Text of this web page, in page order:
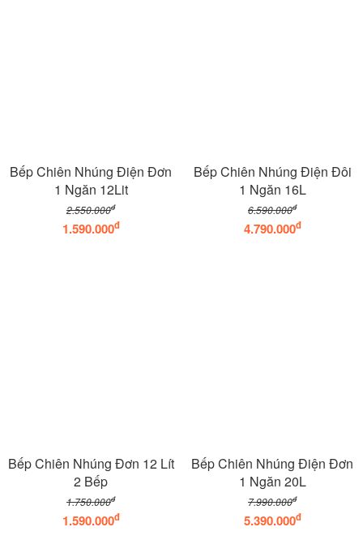
Bếp Chiên Nhúng Điện Đơn
1 Ngăn 12Lit
2.550.000đ
1.590.000đ
Bếp Chiên Nhúng Điện Đôi
1 Ngăn 16L
6.590.000đ
4.790.000đ
Bếp Chiên Nhúng Đơn 12 Lít
2 Bếp
1.750.000đ
1.590.000đ
Bếp Chiên Nhúng Điện Đơn
1 Ngăn 20L
7.990.000đ
5.390.000đ